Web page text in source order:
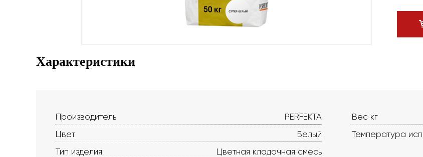
Характеристики
Производитель
PERFEKTA
Цвет
Белый
Тип изделия
Цветная кладочная смесь
Вес кг
Температура